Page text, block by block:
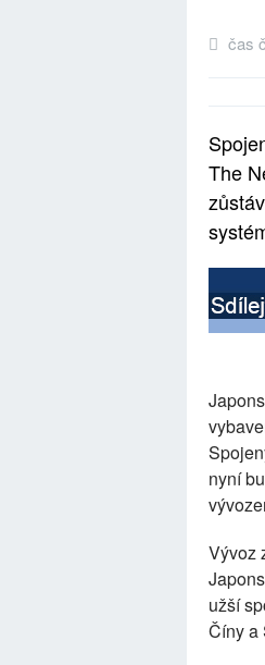
čas
The
nyní
Vývoz
užší
Číny a